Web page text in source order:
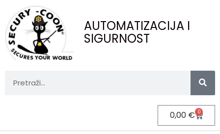
AUTOMATIZACIJA I
SIGURNOST
0,00 € 0